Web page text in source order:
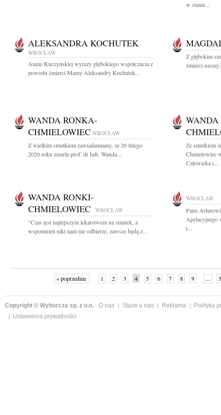
w stanie...
ALEKSANDRA KOCHUTEK
WROCŁAW
Annie Kuczyńskiej wyrazy głębokiego współczucia z
powodu śmierci Mamy Aleksandry Kochutek...
Z głębokim
śmierci
WANDA RONKA-
CHMIELOWIEC WROCŁAW
Z wielkim smutkiem zawiadamiamy, że 26 lutego
2026 roku zmarła prof. dr hab. Wanda...
WANDA
Ze smutkiem
Chmielowiec
Człowieka i...
WANDA RONKI-
CHMIELOWIEC WROCŁAW
"Czas jest najlepszym lekarstwem na smutek, a
wspomnień nikt nam nie odbierze, zawsze będą z...
WROCŁAW
Panu
Apelacyjnego
i...
« poprzednie 1 2 3 4 5 6 7 8 9 ...
Copyright © Wyborcza sp. z o.o. O nas Staże u nas Reklama
Polityka
Ustawienia prywatności